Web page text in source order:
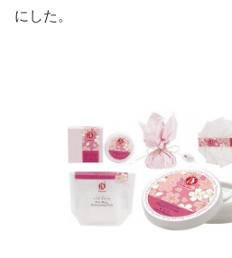
にした。